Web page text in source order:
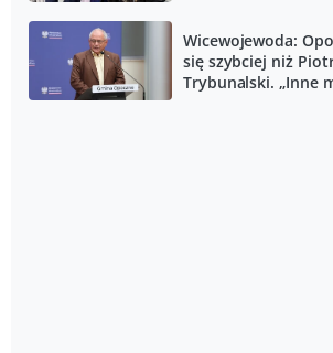
Wicewojewoda:
się szybciej niż
Trybunalski. „Inne